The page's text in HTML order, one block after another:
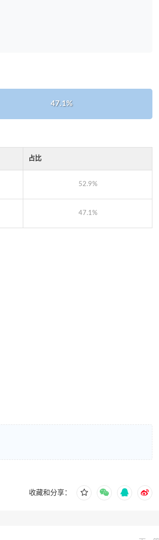
47.1%
占比
52.9%
47.1%
收藏和分享：